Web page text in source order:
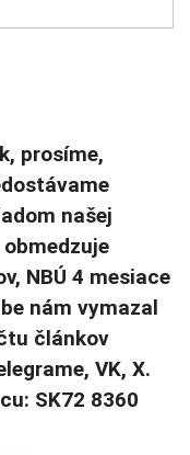
prosíme,
našej
NBÚ 4 mesiace
nám vymazal
článkov
VK, X.
SK72 8360